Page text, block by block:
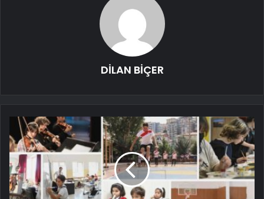
DİLAN BİÇER